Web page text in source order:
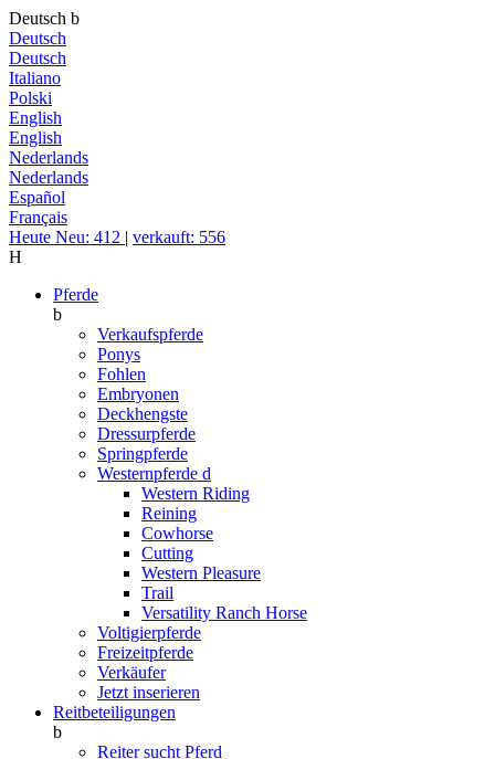
Deutsch b
Deutsch
Deutsch
Italiano
Polski
English
English
Nederlands
Nederlands
Español
Français
Heute Neu: 412 | verkauft: 556
H
Pferde
b
Verkaufspferde
Ponys
Fohlen
Embryonen
Deckhengste
Dressurpferde
Springpferde
Westernpferde d
Western Riding
Reining
Cowhorse
Cutting
Western Pleasure
Trail
Versatility Ranch Horse
Voltigierpferde
Freizeitpferde
Verkäufer
Jetzt inserieren
Reitbeteiligungen
b
Reiter sucht Pferd